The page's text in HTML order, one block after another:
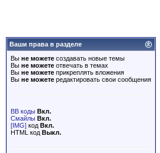
Ваши права в разделе
Вы не можете создавать новые темы
Вы не можете отвечать в темах
Вы не можете прикреплять вложения
Вы не можете редактировать свои сообщения
BB коды Вкл.
Смайлы Вкл.
[IMG] код Вкл.
HTML код Выкл.